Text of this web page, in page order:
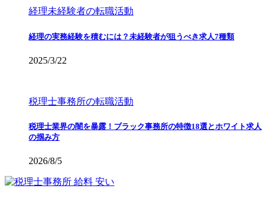
経理未経験者の転職活動
経理の実務経験を積むには？未経験者が狙うべき求人7種類
2025/3/22
税理士事務所の転職活動
税理士業界の闇を暴露！ブラック事務所の特徴18選とホワイト求人
の掴み方
2026/8/5